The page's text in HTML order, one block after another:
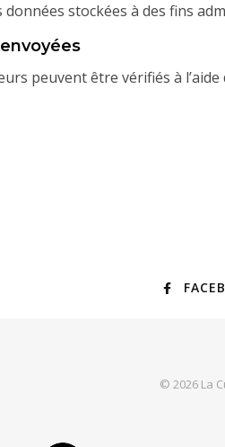
stockées à des fins
peuvent être vérifiés à
© 2026 La